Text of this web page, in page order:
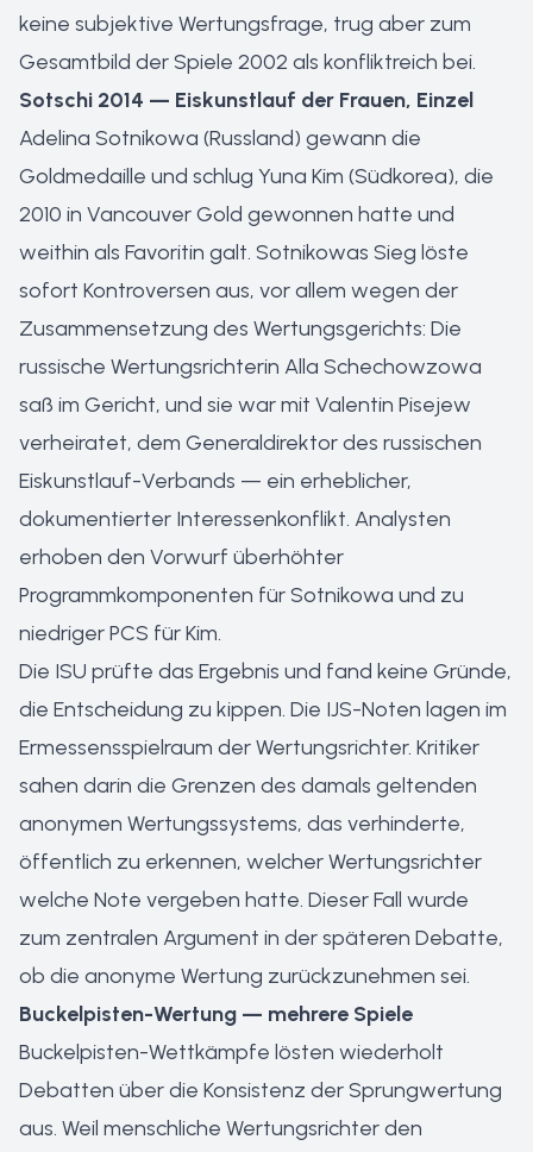
keine subjektive Wertungsfrage, trug aber zum
Gesamtbild der Spiele 2002 als konfliktreich bei.
Sotschi 2014 — Eiskunstlauf der Frauen, Einzel
Adelina Sotnikowa (Russland) gewann die
Goldmedaille und schlug Yuna Kim (Südkorea), die
2010 in Vancouver Gold gewonnen hatte und
weithin als Favoritin galt. Sotnikowas Sieg löste
sofort Kontroversen aus, vor allem wegen der
Zusammensetzung des Wertungsgerichts: Die
russische Wertungsrichterin Alla Schechowzowa
saß im Gericht, und sie war mit Valentin Pisejew
verheiratet, dem Generaldirektor des russischen
Eiskunstlauf-Verbands — ein erheblicher,
dokumentierter Interessenkonflikt. Analysten
erhoben den Vorwurf überhöhter
Programmkomponenten für Sotnikowa und zu
niedriger PCS für Kim.
Die ISU prüfte das Ergebnis und fand keine Gründe,
die Entscheidung zu kippen. Die IJS-Noten lagen im
Ermessensspielraum der Wertungsrichter. Kritiker
sahen darin die Grenzen des damals geltenden
anonymen Wertungssystems, das verhinderte,
öffentlich zu erkennen, welcher Wertungsrichter
welche Note vergeben hatte. Dieser Fall wurde
zum zentralen Argument in der späteren Debatte,
ob die anonyme Wertung zurückzunehmen sei.
Buckelpisten-Wertung — mehrere Spiele
Buckelpisten-Wettkämpfe lösten wiederholt
Debatten über die Konsistenz der Sprungwertung
aus. Weil menschliche Wertungsrichter den